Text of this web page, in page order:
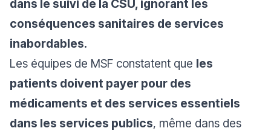
dans le suivi de la CSU, ignorant les
conséquences sanitaires de services
inabordables.
Les équipes de MSF constatent que les
patients doivent payer pour des
médicaments et des services essentiels
dans les services publics, même dans des